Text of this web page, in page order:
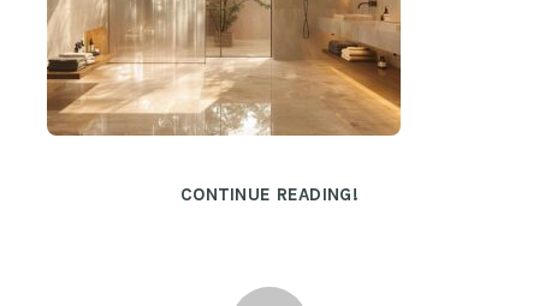
CONTINUE READING!